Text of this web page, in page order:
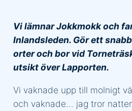
Vi lämnar Jokkmokk och
Inlandsleden. Gör ett
orter och bor vid
utsikt över Lapporten.
Vi vaknade upp till molnigt
och vaknade… jag tror